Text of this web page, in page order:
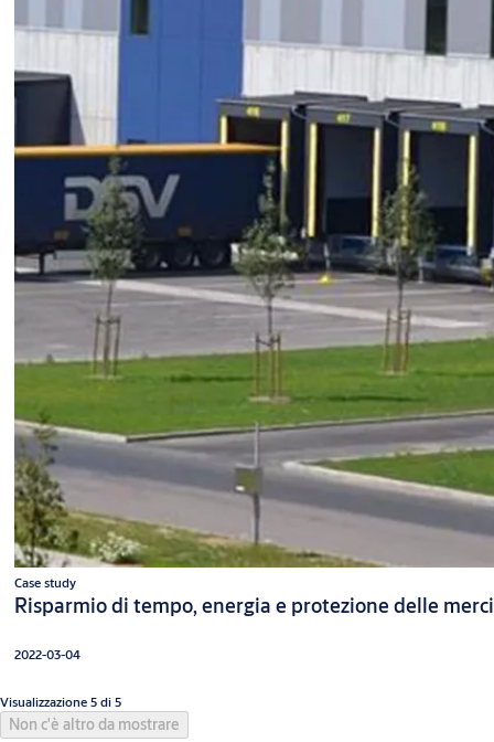
Case study
Risparmio di tempo, energia e protezione delle merci
2022-03-04
Visualizzazione 5 di 5
Non c'è altro da mostrare